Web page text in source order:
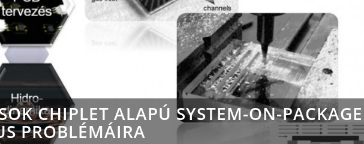
CHIPLET ALAPÚ SYSTEM-ON-PACKAGE
PROBLÉMÁIRA